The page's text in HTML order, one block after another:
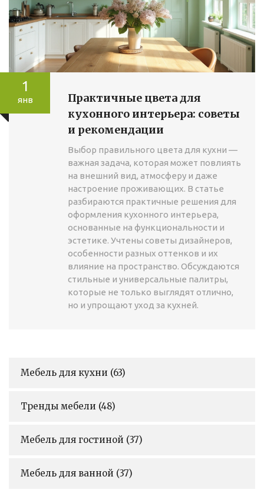
1
янв
Практичные цвета для
кухонного интерьера: советы
и рекомендации
Выбор правильного цвета для кухни —
важная задача, которая может повлиять
на внешний вид, атмосферу и даже
настроение проживающих. В статье
разбираются практичные решения для
оформления кухонного интерьера,
основанные на функциональности и
эстетике. Учтены советы дизайнеров,
особенности разных оттенков и их
влияние на пространство. Обсуждаются
стильные и универсальные палитры,
которые не только выглядят отлично,
но и упрощают уход за кухней.
Мебель для кухни (63)
Тренды мебели (48)
Мебель для гостиной (37)
Мебель для ванной (37)